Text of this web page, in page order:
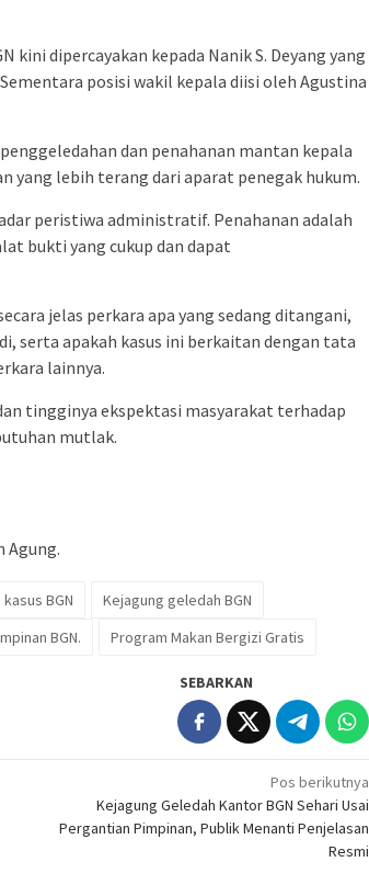
kini dipercayakan kepada Nanik S. Deyang yang
posisi wakil kepala diisi oleh Agustina
dan penahanan mantan kepala
yang lebih terang dari aparat penegak hukum.
peristiwa administratif. Penahanan adalah
bukti yang cukup dan dapat
jelas perkara apa yang sedang ditangani,
serta apakah kasus ini berkaitan dengan tata
lainnya.
tingginya ekspektasi masyarakat terhadap
mutlak.
Agung.
kasus BGN
Kejagung geledah BGN
BGN. Program Makan Bergizi Gratis
SEBARKAN
Pos berikutnya
Kejagung Geledah Kantor BGN Sehari Usai
Pergantian Pimpinan, Publik Menanti Penjelasan
Resmi